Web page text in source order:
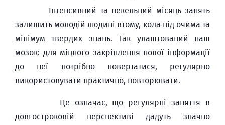
Інтенсивний та пекельний місяць занять
залишить молодій людині втому, кола під очима та
мінімум твердих знань. Так улаштований наш
мозок: для міцного закріплення нової інформації
до неї потрібно повертатися, регулярно
використовувати практично, повторювати.
Це означає, що регулярні заняття в
довгостроковій перспективі дадуть значно